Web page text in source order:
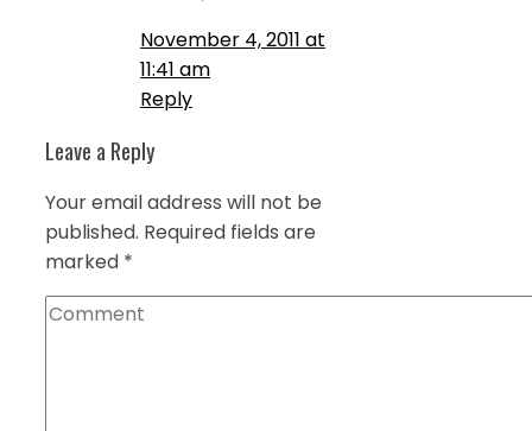
November 4, 2011 at
11:41 am
Reply
Leave a Reply
Your email address will not be
published. Required fields are
marked *